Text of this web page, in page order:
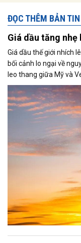
ĐỌC THÊM BẢN
Giá dầu tăng
Giá dầu thế giới nhích
bối cảnh lo ngại về
leo thang giữa Mỹ và
nguồn cung đang bao
tục theo dõi sát diễn
thỏa thuận hòa bình